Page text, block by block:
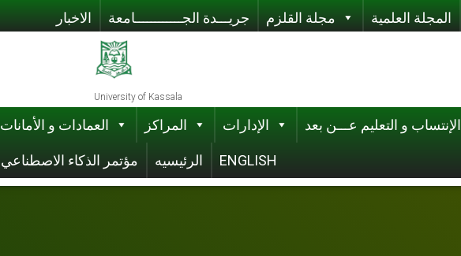
الاخبار جريـــدة الجــــــــــــامعة مجلة القلزم المجلة العلمية
University of Kassala
العمادات و الأمانات المراكز الإدارات الإنتساب و التعليم عـــن بعد
مؤتمر الذكاء الاصطناعي الرئيسيه ENGLISH